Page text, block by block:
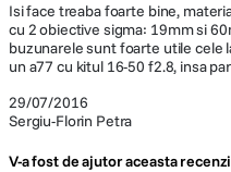
29/07/2016
Sergiu-Florin Petra
Isi face treaba foarte bine,
cu 2 obiective sigma: 19mm si
buzunarele sunt foarte utile cele
un a77 cu kitul 16-50 f2.8, insa
V-a fost de ajutor aceasta